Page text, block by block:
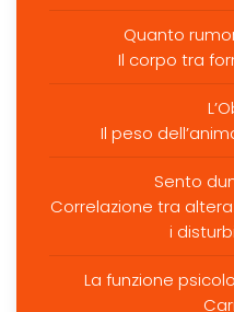
Quanto
Il corpo tra
Il peso
Sento
Correlazione tra
i
La funzione